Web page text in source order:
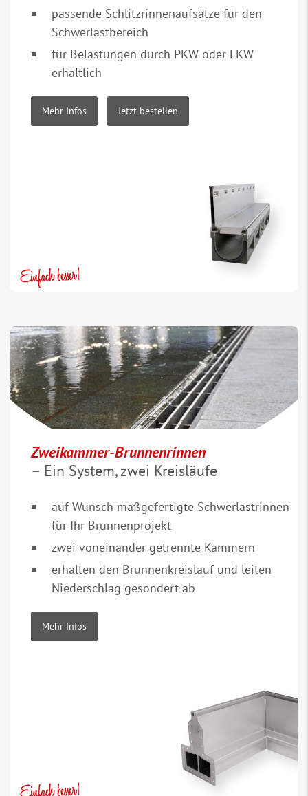
passende Schlitzrinnenaufsätze für den
Schwerlastbereich
für Belastungen durch PKW oder LKW
erhältlich
Mehr Infos Jetzt bestellen
Zweikammer-Brunnenrinnen
– Ein System, zwei Kreisläufe
auf Wunsch maßgefertigte Schwerlastrinnen
für Ihr Brunnenprojekt
zwei voneinander getrennte Kammern
erhalten den Brunnenkreislauf und leiten
Niederschlag gesondert ab
Mehr Infos